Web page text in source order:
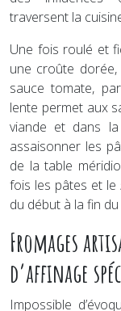
traversent la
Une fois roulé et
une croûte
sauce tomate,
lente permet aux
viande et dans
assaisonner les
de la table
fois les pâtes et le
du début à la fin
Fromages
d’affinage
Impossible